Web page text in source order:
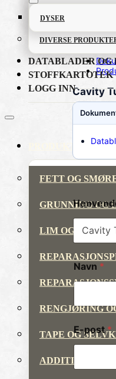
DYSER
DIVERSE
DATABLADER OG
LOGG INN
FETT OG
GRUNNING OG
LIM OG
RENGJØRING
TAPE OG
ADDITIVER
Cavity
Navn *
E-post*